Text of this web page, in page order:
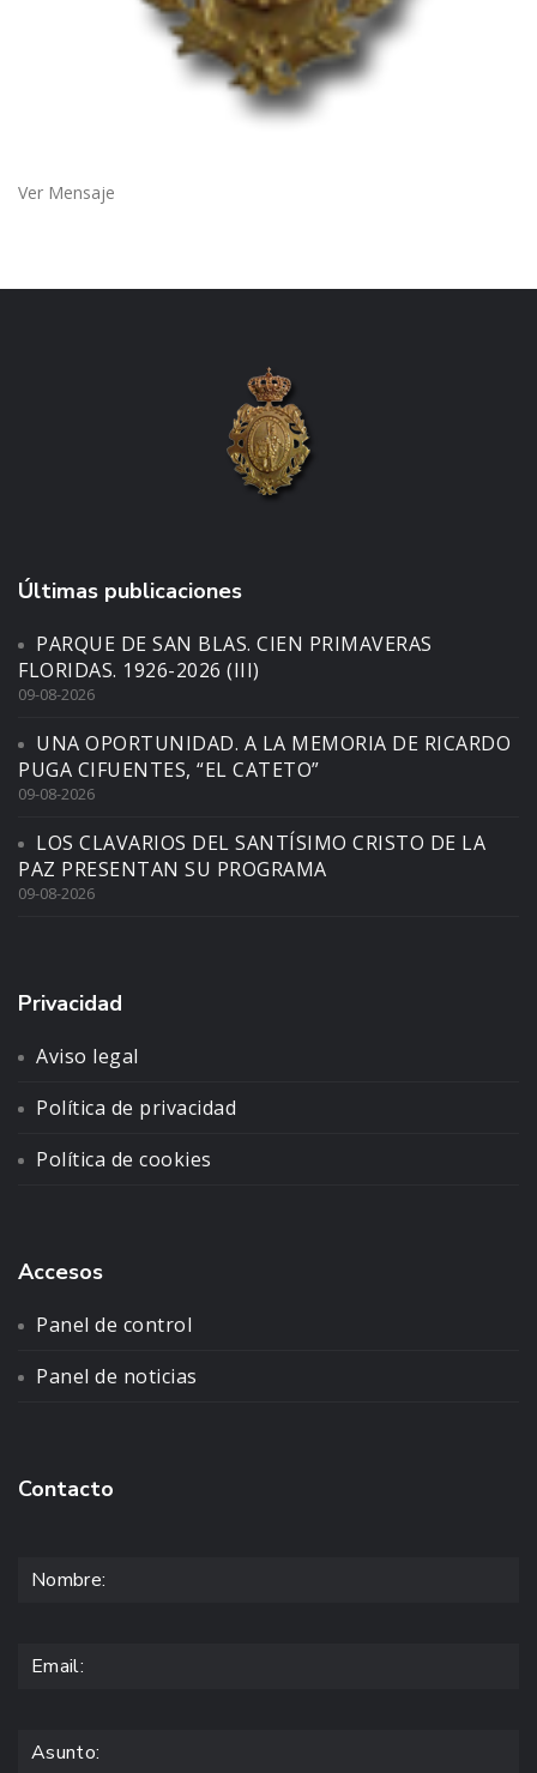
Ver Mensaje
Últimas publicaciones
PARQUE DE SAN BLAS. CIEN PRIMAVERAS
FLORIDAS. 1926-2026 (III)
09-08-2026
UNA OPORTUNIDAD. A LA MEMORIA DE RICARDO
PUGA CIFUENTES, “EL CATETO”
09-08-2026
LOS CLAVARIOS DEL SANTÍSIMO CRISTO DE LA
PAZ PRESENTAN SU PROGRAMA
09-08-2026
Privacidad
Aviso legal
Política de privacidad
Política de cookies
Accesos
Panel de control
Panel de noticias
Contacto